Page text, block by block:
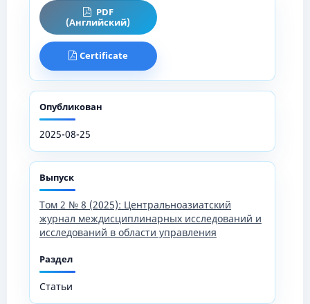
PDF
(Английский)
Certificate
Опубликован
2025-08-25
Выпуск
Том 2 № 8 (2025): Центральноазиатский
журнал междисциплинарных исследований и
исследований в области управления
Раздел
Статьи